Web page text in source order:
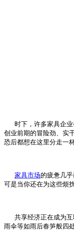
时下，许多家具企业
创业前期的冒险劲、实
恐后都想在这里分走一
家具市场的疲惫几
可是当你还在为这些烦
共享经济正在成为互
雨伞等如雨后春笋般四